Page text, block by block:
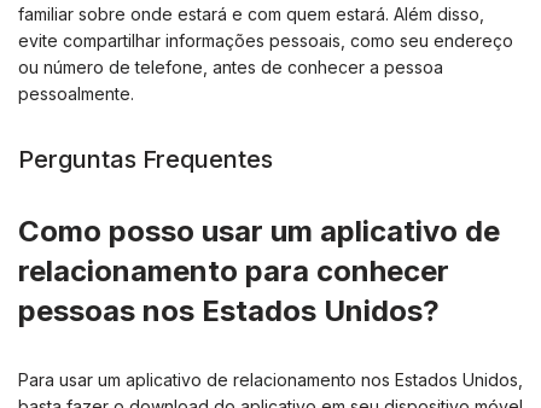
familiar sobre onde estará e com quem estará. Além disso,
evite compartilhar informações pessoais, como seu endereço
ou número de telefone, antes de conhecer a pessoa
pessoalmente.
Perguntas Frequentes
Como posso usar um aplicativo de
relacionamento para conhecer
pessoas nos Estados Unidos?
Para usar um aplicativo de relacionamento nos Estados Unidos,